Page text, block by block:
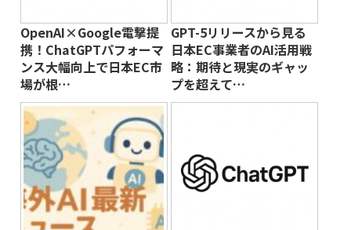
OpenAI×Google電撃提
携！ChatGPTパフォーマ
ンス大幅向上で日本EC市
場が根…
GPT-5リリースから見る
日本EC事業者のAI活用戦
略：期待と現実のギャッ
プを超えて…